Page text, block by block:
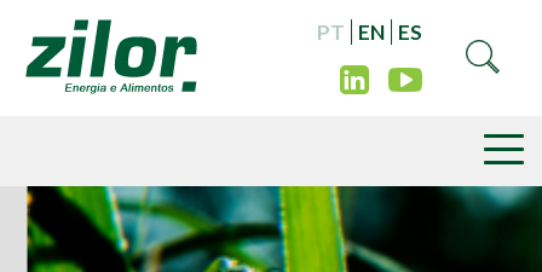
PT EN ES